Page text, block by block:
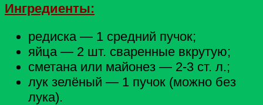
Ингредиенты:
редиска — 1 средний пучок;
яйца — 2 шт. сваренные вкрутую;
сметана или майонез — 2-3 ст. л.;
лук зелёный — 1 пучок (можно без
лука).